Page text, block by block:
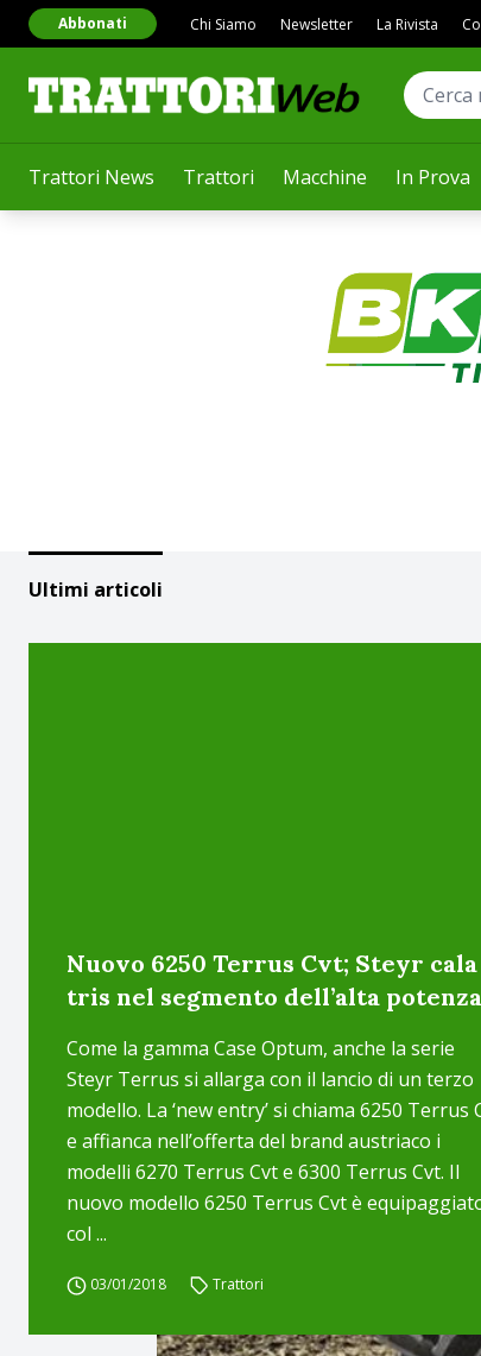
Trattori News Trattori Macchine In Prova
Abbonati Chi Siamo Newsletter La Rivista
Ultimi articoli
Nuovo 6250 Terrus Cvt; Steyr
tris nel segmento dell’alta potenza
Come la gamma Case Optum, anche la serie
Steyr Terrus si allarga con il lancio di un terzo
modello. La ‘new entry’ si chiama 6250 Terrus
e affianca nell’offerta del brand austriaco i
modelli 6270 Terrus Cvt e 6300 Terrus Cvt. Il
nuovo modello 6250 Terrus Cvt è
col ...
03/01/2018 Trattori